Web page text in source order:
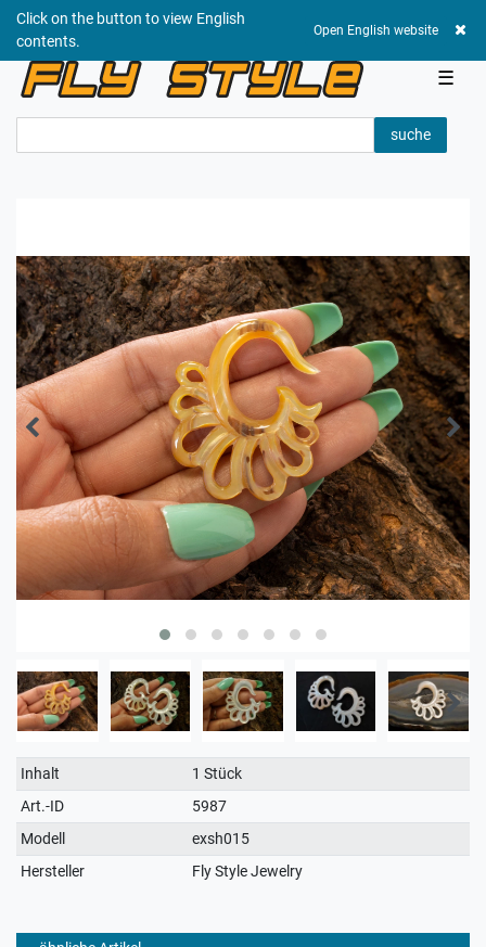
Click on the button to view English
contents.
Open English website
☰
suche
Technisches
Merkmal
Wert
Inhalt
1 Stück
Art.-ID
5987
Modell
exsh015
Hersteller
Fly Style Jewelry